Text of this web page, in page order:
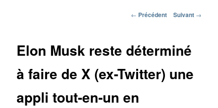
Navigation
← Précédent Suivant →
Elon Musk reste déterminé
à faire de X (ex-Twitter) une
appli tout-en-un en